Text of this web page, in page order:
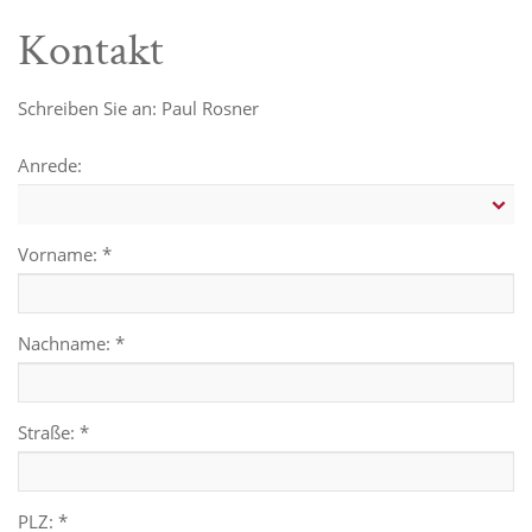
Kontakt
Schreiben Sie an: Paul Rosner
Anrede:
Vorname: *
Nachname: *
Straße: *
PLZ: *